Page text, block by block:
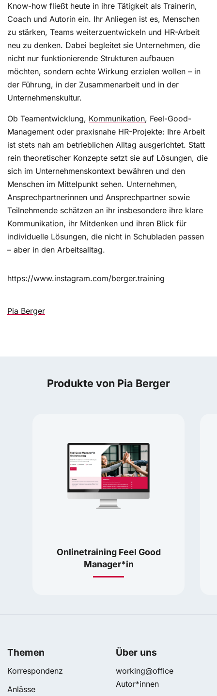
Know-how fließt heute in ihre Tätigkeit als Trainerin,
Coach und Autorin ein. Ihr Anliegen ist es, Menschen
zu stärken, Teams weiterzuentwickeln und HR-Arbeit
neu zu denken. Dabei begleitet sie Unternehmen, die
nicht nur funktionierende Strukturen aufbauen
möchten, sondern echte Wirkung erzielen wollen – in
der Führung, in der Zusammenarbeit und in der
Unternehmenskultur.
Ob Teamentwicklung, Kommunikation, Feel-Good-
Management oder praxisnahe HR-Projekte: Ihre Arbeit
ist stets nah am betrieblichen Alltag ausgerichtet. Statt
rein theoretischer Konzepte setzt sie auf Lösungen, die
sich im Unternehmenskontext bewähren und den
Menschen im Mittelpunkt sehen. Unternehmen,
Ansprechpartnerinnen und Ansprechpartner sowie
Teilnehmende schätzen an ihr insbesondere ihre klare
Kommunikation, ihr Mitdenken und ihren Blick für
individuelle Lösungen, die nicht in Schubladen passen
– aber in den Arbeitsalltag.
https://www.instagram.com/berger.training
Pia Berger
Produkte von Pia Berger
Onlinetraining Feel Good
Manager*in
Themen
Korrespondenz
Anlässe
Über uns
working@office
Autor*innen